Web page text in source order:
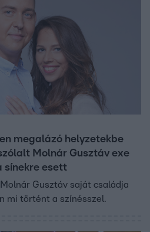
megalázó helyzetekbe
Molnár Gusztáv exe
sínekre esett
Gusztáv saját családja
mi történt a színésszel.